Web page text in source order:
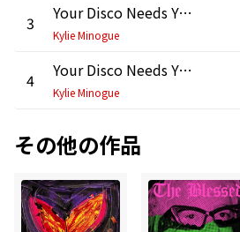
3 Your Disco Needs You (Almighty Mix)
Kylie Minogue
4 Your Disco Needs You (German Version Containing Hidden Track 'Password')
Kylie Minogue
その他の作品